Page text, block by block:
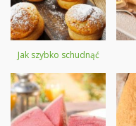
Jak szybko schudnąć